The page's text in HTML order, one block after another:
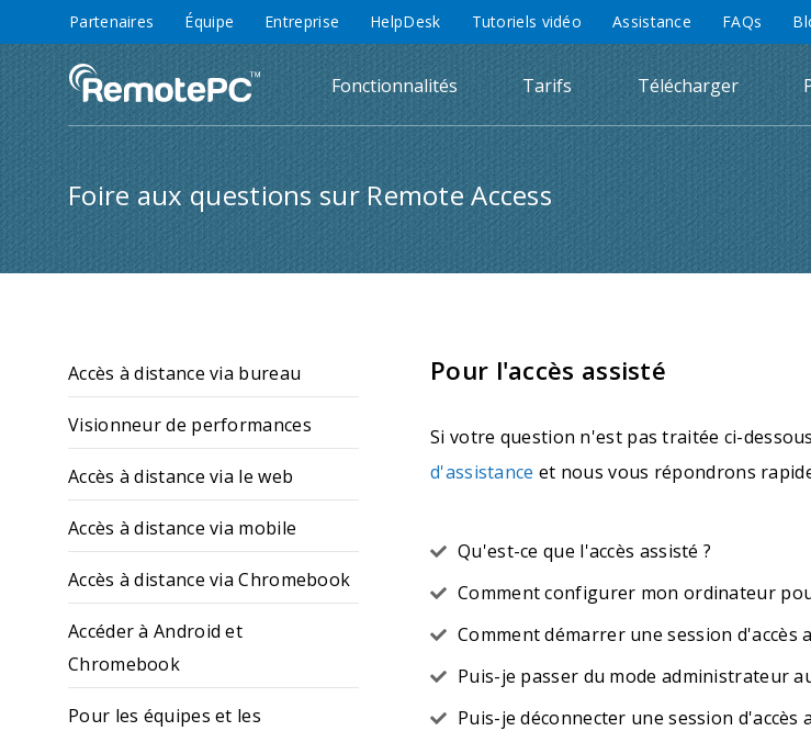
Partenaires Équipe Entreprise HelpDesk Tutoriels vidéo Assistance FAQs
Fonctionnalités Tarifs Télécharger
Foire aux questions sur Remote Access
Accès à distance via bureau
Visionneur de performances
Accès à distance via le web
Accès à distance via mobile
Accès à distance via Chromebook
Accéder à Android et
Chromebook
Pour les équipes et les
Pour l'accès assisté
Si votre question n'est pas traitée ci-
d'assistance et nous vous répondrons
Qu'est-ce que l'accès assisté ?
Comment configurer mon ordinateur
Comment démarrer une session d'accès
Puis-je passer du mode administrateur
Puis-je déconnecter une session d'accès